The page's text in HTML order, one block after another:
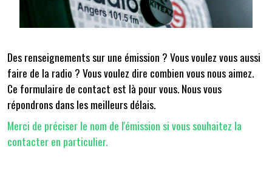
Des renseignements sur une émission ? Vous voulez vous aussi
faire de la radio ? Vous voulez dire combien vous nous aimez.
Ce formulaire de contact est là pour vous. Nous vous
répondrons dans les meilleurs délais.
Merci de préciser le nom de l'émission si vous souhaitez la
contacter en particulier.